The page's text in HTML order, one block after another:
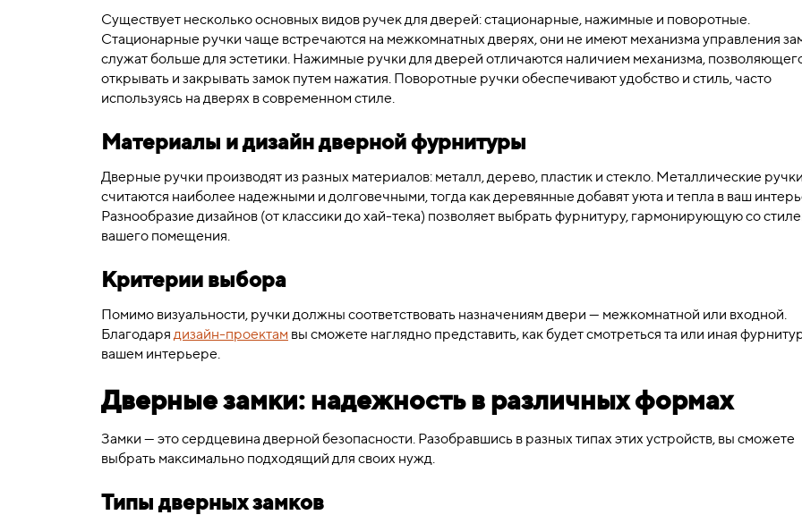
Существует несколько основных видов ручек для дверей: стационарные, нажимные и поворотные.
Стационарные ручки чаще встречаются на межкомнатных дверях, они не имеют механизма управления
служат больше для эстетики. Нажимные ручки для дверей отличаются наличием механизма,
открывать и закрывать замок путем нажатия. Поворотные ручки обеспечивают удобство и стиль, часто
используясь на дверях в современном стиле.
Материалы и дизайн дверной фурнитуры
Дверные ручки производят из разных материалов: металл, дерево, пластик и стекло. Металлические ручки
считаются наиболее надежными и долговечными, тогда как деревянные добавят уюта и тепла в ваш
Разнообразие дизайнов (от классики до хай-тека) позволяет выбрать фурнитуру, гармонирующую со
вашего помещения.
Критерии выбора
Помимо визуальности, ручки должны соответствовать назначениям двери — межкомнатной или входной.
Благодаря дизайн-проектам вы сможете наглядно представить, как будет смотреться та или иная
вашем интерьере.
Дверные замки: надежность в различных формах
Замки — это сердцевина дверной безопасности. Разобравшись в разных типах этих устройств, вы сможете
выбрать максимально подходящий для своих нужд.
Типы дверных замков